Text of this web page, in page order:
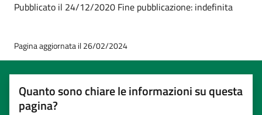
Pubblicato il 24/12/2020 Fine pubblicazione: indefinita
Pagina aggiornata il 26/02/2024
Quanto sono chiare le informazioni su questa
pagina?